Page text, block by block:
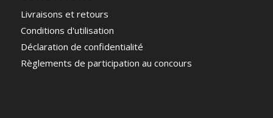
Livraisons et retours
Conditions d'utilisation
Déclaration de confidentialité
Règlements de participation au concours